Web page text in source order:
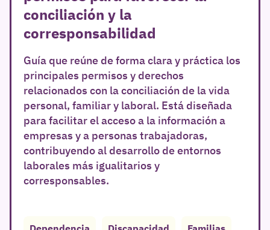
conciliación y la
corresponsabilidad
Guía que reúne de forma clara y práctica los
principales permisos y derechos
relacionados con la conciliación de la vida
personal, familiar y laboral. Está diseñada
para facilitar el acceso a la información a
empresas y a personas trabajadoras,
contribuyendo al desarrollo de entornos
laborales más igualitarios y
corresponsables.